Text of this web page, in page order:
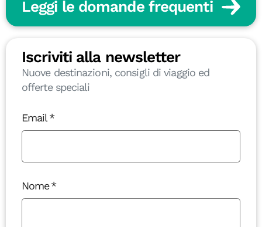
Leggi le domande frequenti
Iscriviti alla newsletter
Nuove destinazioni, consigli di viaggio ed
offerte speciali
Email
Nome